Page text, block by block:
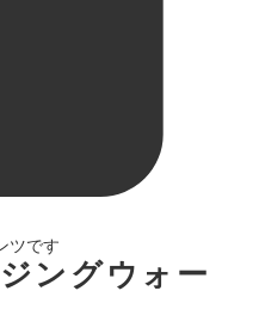
ツです
ングウォー